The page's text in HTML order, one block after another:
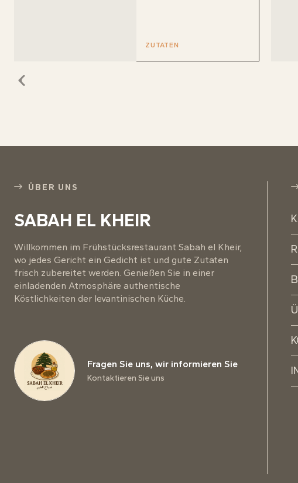
ZUTATEN
ÜBER UNS
SABAH EL KHEIR
Willkommen im Frühstücksrestaurant Sabah el Kheir,
wo jedes Gericht ein Gedicht ist und gute Zutaten
frisch zubereitet werden. Genießen Sie in einer
einladenden Atmosphäre authentische
Köstlichkeiten der levantinischen Küche.
Fragen Sie uns, wir informieren Sie
Kontaktieren Sie uns